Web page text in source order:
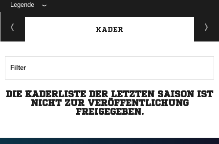
Legende
KADER
Filter
DIE KADERLISTE DER LETZTEN SAISON IST
NICHT ZUR VERÖFFENTLICHUNG
FREIGEGEBEN.